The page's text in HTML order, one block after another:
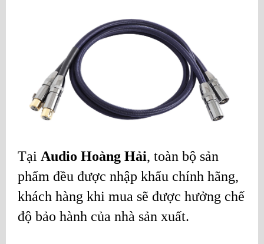
Tại Audio Hoàng Hải, toàn bộ sản
phẩm đều được nhập khẩu chính hãng,
khách hàng khi mua sẽ được hưởng chế
độ bảo hành của nhà sản xuất.